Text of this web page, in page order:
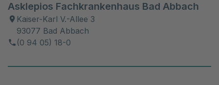
Asklepios Fachkrankenhaus Bad Abbach
Kaiser-Karl V.-Allee 3
93077 Bad Abbach
(0 94 05) 18-0